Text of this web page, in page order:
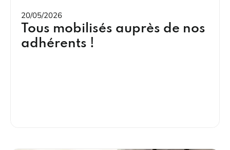
20/05/2026
Tous mobilisés auprès de nos
adhérents !